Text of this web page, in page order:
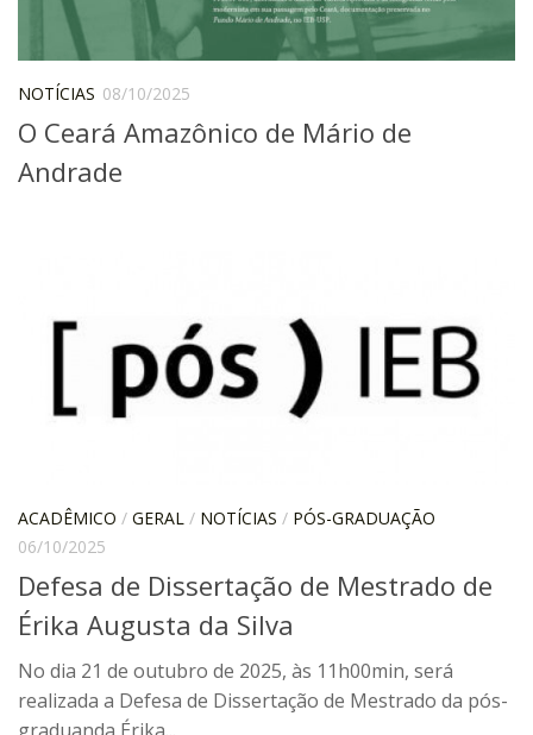
2° semestre
Informações aos Alunos
Xilogoritmo
Slam de Corda
Sobre o LABIEB
Convenios
Eventos
Núcleos de Atividades
Notícias
Últimas notícias
NOTÍCIAS 08/10/2025
O Ceará Amazônico de Mário de
Andrade
ACADÊMICO / GERAL / NOTÍCIAS / PÓS-GRADUAÇÃO
06/10/2025
Defesa de Dissertação de Mestrado de
Érika Augusta da Silva
No dia 21 de outubro de 2025, às 11h00min, será
realizada a Defesa de Dissertação de Mestrado da pós-